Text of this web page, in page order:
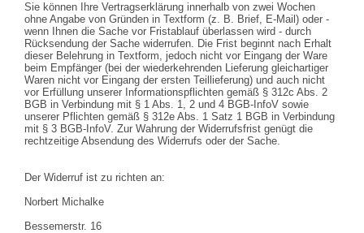
Sie können Ihre Vertragserklärung innerhalb von zwei Wochen
ohne Angabe von Gründen in Textform (z. B. Brief, E-Mail) oder -
wenn Ihnen die Sache vor Fristablauf überlassen wird - durch
Rücksendung der Sache widerrufen. Die Frist beginnt nach Erhalt
dieser Belehrung in Textform, jedoch nicht vor Eingang der Ware
beim Empfänger (bei der wiederkehrenden Lieferung gleichartiger
Waren nicht vor Eingang der ersten Teillieferung) und auch nicht
vor Erfüllung unserer Informationspflichten gemäß § 312c Abs. 2
BGB in Verbindung mit § 1 Abs. 1, 2 und 4 BGB-InfoV sowie
unserer Pflichten gemäß § 312e Abs. 1 Satz 1 BGB in Verbindung
mit § 3 BGB-InfoV. Zur Wahrung der Widerrufsfrist genügt die
rechtzeitige Absendung des Widerrufs oder der Sache.
Der Widerruf ist zu richten an:
Norbert Michalke
Bessemerstr. 16